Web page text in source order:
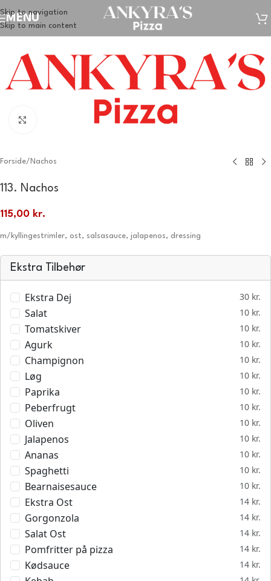
Skip to navigation
Skip to main content
MENU
Forside/ Nachos
113. Nachos
115,00 kr.
m/kyllingestrimler, ost, salsasauce, jalapenos, dressing